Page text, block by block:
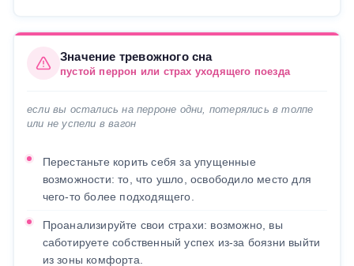
Значение тревожного сна
пустой перрон или страх уходящего поезда
если вы остались на перроне одни, потерялись в толпе
или не успели в вагон
Перестаньте корить себя за упущенные
возможности: то, что ушло, освободило место для
чего-то более подходящего.
Проанализируйте свои страхи: возможно, вы
саботируете собственный успех из-за боязни выйти
из зоны комфорта.